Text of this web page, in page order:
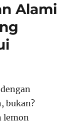
Alami
bukan?
lemon